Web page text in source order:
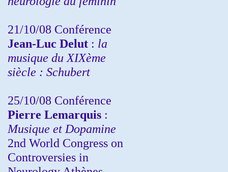
21/10/08 Conférence
Jean-Luc Delut : la
musique du XIXème
siècle : Schubert
25/10/08 Conférence
Pierre Lemarquis :
Musique et Dopamine
2nd World Congress on
Controversies in